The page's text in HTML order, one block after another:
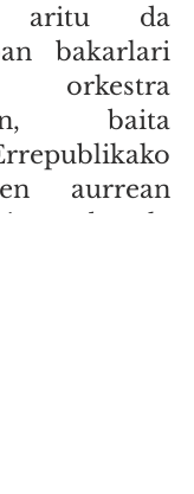
aritu da
bakarlari
orkestra
baita
aurrean
bezala